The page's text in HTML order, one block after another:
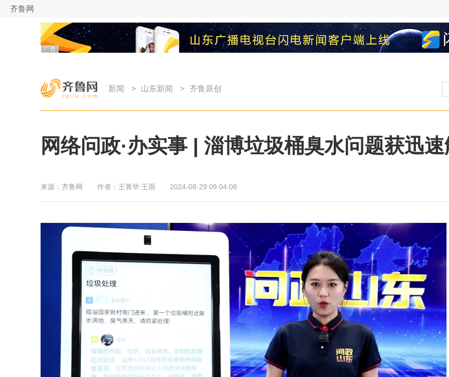
齐鲁网
新闻 > 山东新闻 > 齐鲁原创
网络问政·办实事 | 淄博垃圾桶臭水问题获迅
来源： 齐鲁网 作者： 王菁华 王雨 2024-08-29 09:04:08